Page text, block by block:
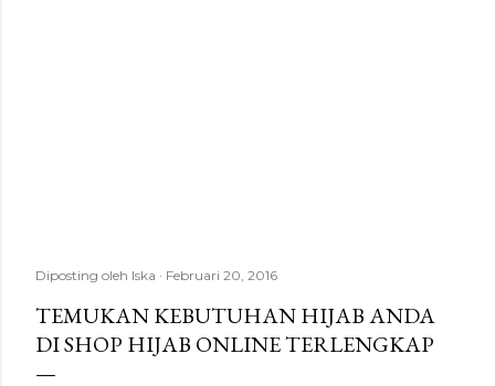
Diposting oleh Iska Februari 20, 2016
TEMUKAN KEBUTUHAN HIJAB ANDA
DI SHOP HIJAB ONLINE TERLENGKAP